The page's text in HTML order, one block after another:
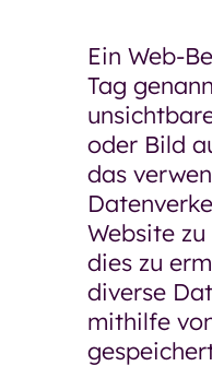
Ein Web-
Tag
oder Bild
das
Website
dies zu
diverse
mithilfe